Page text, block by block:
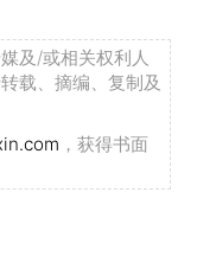
及/或相关权利人
载、摘编、复制及
，获得书面